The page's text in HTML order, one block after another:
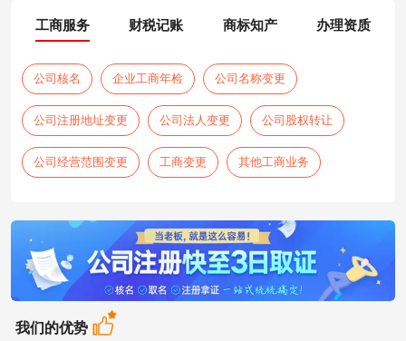
工商服务 财税记账 商标知产 办理资质
公司核名 企业工商年检 公司名称变更
公司注册地址变更 公司法人变更 公司股权转让
公司经营范围变更 工商变更 其他工商业务
我们的优势